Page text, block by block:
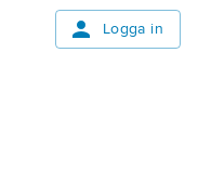
Logga in